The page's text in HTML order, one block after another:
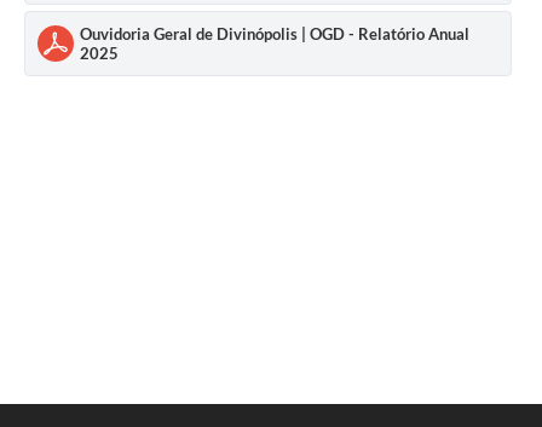
Ouvidoria Geral de Divinópolis | OGD - Relatório Anual
2025